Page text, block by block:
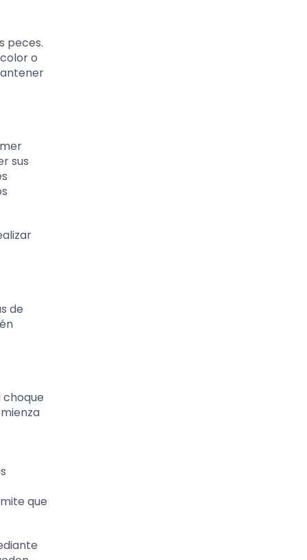
peces.
o
sus
de
que